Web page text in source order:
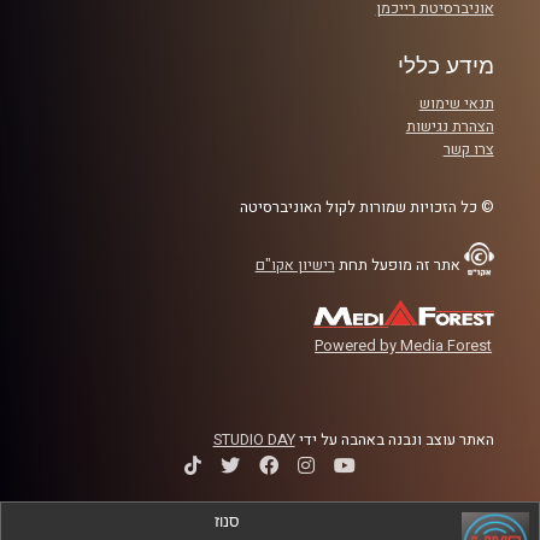
אוניברסיטת רייכמן
מידע כללי
תנאי שימוש
הצהרת נגישות
צרו קשר
© כל הזכויות שמורות לקול האוניברסיטה
אתר זה מופעל תחת רישיון אקו"ם
Powered by Media Forest
האתר עוצב ונבנה באהבה על ידיSTUDIO DAY
סנוז